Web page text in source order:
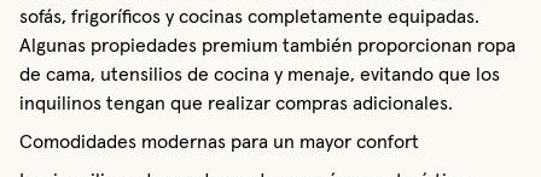
sofás, frigoríficos y cocinas completamente equipadas.
Algunas propiedades premium también proporcionan ropa
de cama, utensilios de cocina y menaje, evitando que los
inquilinos tengan que realizar compras adicionales.
Comodidades modernas para un mayor confort